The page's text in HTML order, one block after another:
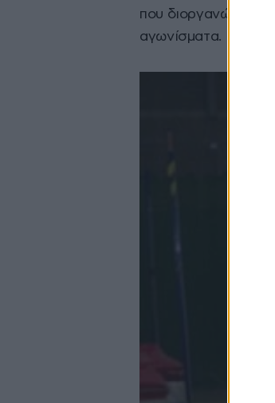
που
αγωνίσματα.